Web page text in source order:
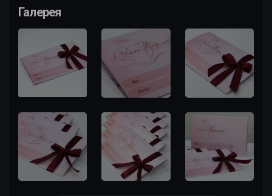
Галерея